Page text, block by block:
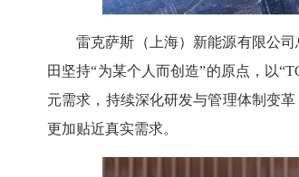
雷克萨斯（上海）新能源有限公
田坚持“为某个人而创造”的原点，以
元需求，持续深化研发与管理体制变
更加贴近真实需求。